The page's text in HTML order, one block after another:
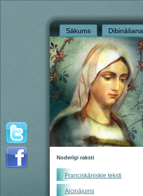
Sākums Dibināšana
Noderīgi raksti
Franciskāniskie teksti
Aicinājums